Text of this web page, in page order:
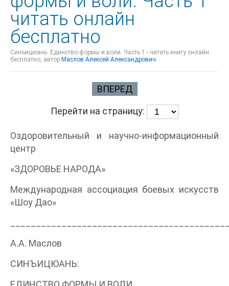
читать онлайн
бесплатно
Синъицюань: Единство формы и воли. Часть 1 - читать книгу онлайн
бесплатно, автор Маслов Алексей Александрович
ВПЕРЕД
Перейти на страницу:
Оздоровительный и научно-информационный
центр
«ЗДОРОВЬЕ НАРОДА»
Международная ассоциация боевых искусств
«Шоу Дао»
А.А. Маслов
СИНЪИЦЮАНЬ: